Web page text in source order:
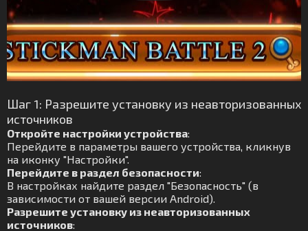
Шаг 1: Разрешите установку из неавторизованных
источников
Откройте настройки устройства:
Перейдите в параметры вашего устройства, кликнув
на иконку "Настройки".
Перейдите в раздел безопасности:
В настройках найдите раздел "Безопасность" (в
зависимости от вашей версии Android).
Разрешите установку из неавторизованных
источников: